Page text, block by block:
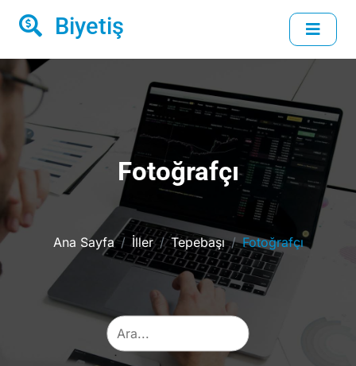
Biyetiş
Fotoğrafçı
Ana Sayfa İller Tepebaşı Fotoğrafçı